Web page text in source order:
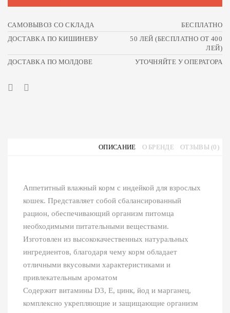
САМОВЫВОЗ СО СКЛАДА
БЕСПЛАТНО
ДОСТАВКА ПО КИШИНЕВУ
50 ЛЕЙ (БЕСПЛАТНО ОТ 400
ЛЕЙ)
ДОСТАВКА ПО МОЛДОВЕ
УТОЧНЯЙТЕ У ОПЕРАТОРА
ОПИСАНИЕ О БРЕНДЕ ОТЗЫВЫ (0)
Аппетитный влажный корм с индейкой для взрослых
кошек. Представляет собой сбалансированный
рацион, обеспечивающий организм питомца
необходимыми питательными веществами.
Изготовлен из высококачественных натуральных
ингредиентов, благодаря чему корм обладает
отличными вкусовыми характеристиками и
привлекательным ароматом
Содержит витамины D3, Е, цинк, йод и марганец,
комплексно укрепляющие и защищающие организм